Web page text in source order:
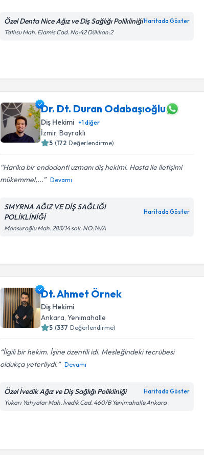
Özel Denta Nice Ağız ve Diş Sağlığı Polikliniği Haritada Göster
Tatlısu Mah. Elamis Cad. No:42 Dükkan:2
Dr. Dt. Duran Odabaşıoğlu
Diş Hekimi +1diğer
İzmir, Bayraklı
5 (172 Değerlendirme)
Harika bir endodonti uzmanı diş hekimi. Hasta ile iletişimi
mükemmel,...
Devamı
SMYRNA AĞIZ VE DİŞ SAĞLIĞI
POLİKLİNİĞİ
Haritada Göster
Mansuroğlu Mah. 283/14 sok. NO:14/A
Dt. Ahmet Örnek
Diş Hekimi
Ankara, Yenimahalle
5 (337 Değerlendirme)
İlgili bir hekim. İşine özentili idi. Mesleğindeki tecrübesi
oldukça yeterliydi.
Devamı
Özel İvedik Ağız ve Diş Sağlığı Polikliniği Haritada Göster
Yukarı Yahyalar Mah. İvedik Cad. 460/B Yenimahalle Ankara